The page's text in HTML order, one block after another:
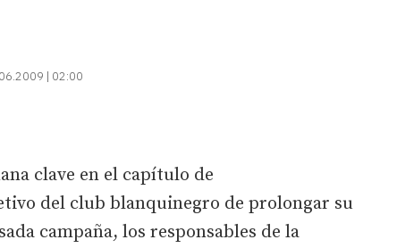
| 02:00
clave en el capítulo de
del club blanquinegro de prolongar su
campaña, los responsables de la